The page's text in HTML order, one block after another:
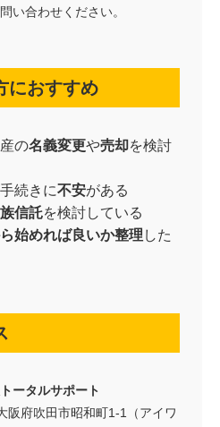
い合わせください。
におすすめ
の名義変更や売却を検討
続きに不安がある
信託を検討している
始めれば良いか整理 した
ータルサポート
阪府吹田市昭和町1-1（アイワ